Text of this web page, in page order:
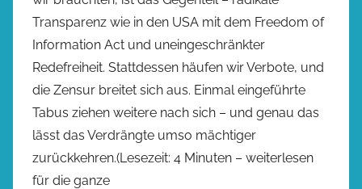
Transparenz wie in den USA mit dem Freedom of
Information Act und uneingeschränkter
Redefreiheit. Stattdessen häufen wir Verbote, und
die Zensur breitet sich aus. Einmal eingeführte
Tabus ziehen weitere nach sich – und genau das
lässt das Verdrängte umso mächtiger
zurückkehren.(Lesezeit: 4 Minuten – weiterlesen
für die ganze